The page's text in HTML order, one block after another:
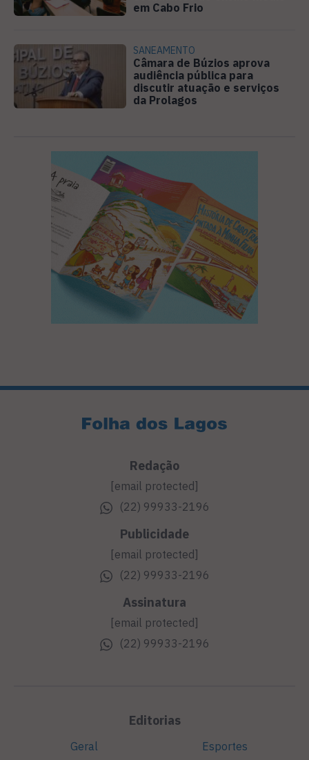
em Cabo Frio
SANEAMENTO
Câmara de Búzios aprova
audiência pública para
discutir atuação e serviços
da Prolagos
Redação
[email protected]
(22) 99933-2196
Publicidade
[email protected]
(22) 99933-2196
Assinatura
[email protected]
(22) 99933-2196
Editorias
Geral
Esportes